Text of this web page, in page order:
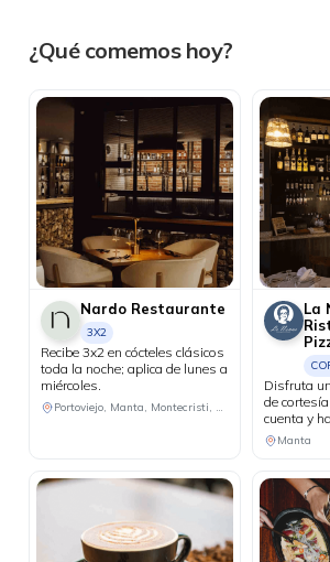
Ahora tus blu benefits
sola app.
¿Qué comemos hoy?
Nardo Restaurante
3X2
Recibe 3x2 en cócteles clásicos
toda la noche; aplica de lunes a
miércoles.
Portoviejo, Manta, Montecristi, Chone
La
Disfruta
de
cuenta y
tenga un
Manta